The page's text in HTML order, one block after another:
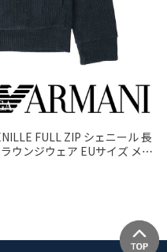
FULL ZIP シェニール 長
ウンジウェア EUサイズ メン